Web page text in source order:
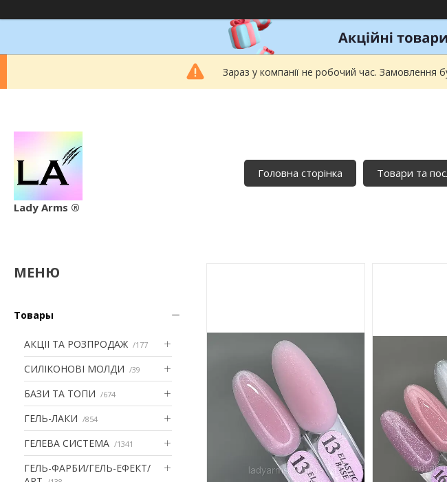
Зараз у компанії не робочий час. Замовлення
Lady Arms ®
Головна сторінка Товари та
Товары
АКЦІІ ТА РОЗПРОДАЖ 177
СИЛІКОНОВІ МОЛДИ 39
БАЗИ ТА ТОПИ 674
ГЕЛЬ-ЛАКИ 854
ГЕЛЕВА СИСТЕМА 1341
ГЕЛЬ-ФАРБИ/ГЕЛЬ-ЕФЕКТ/